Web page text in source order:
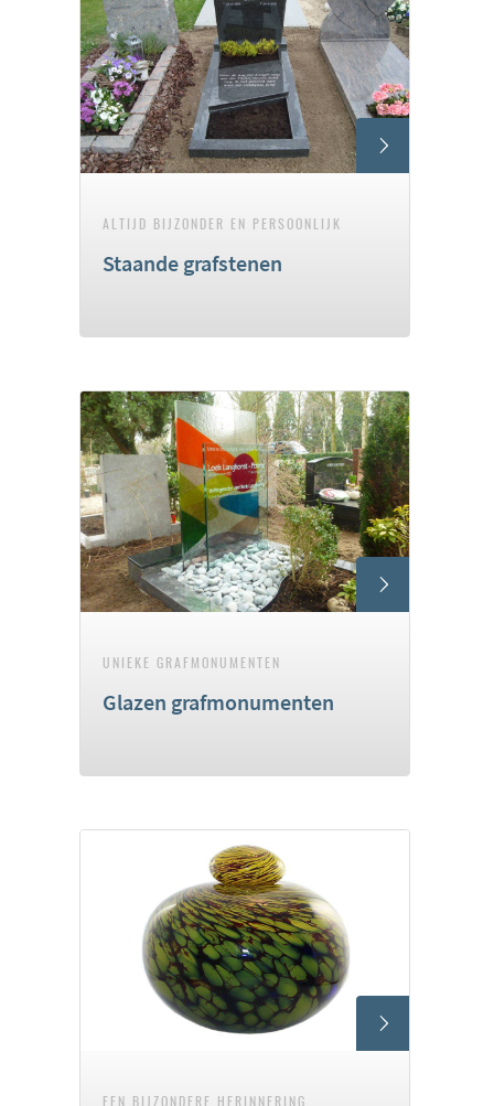
ALTIJD BIJZONDER EN PERSOONLIJK
Staande grafstenen
UNIEKE GRAFMONUMENTEN
Glazen grafmonumenten
EEN BIJZONDERE HERINNERING